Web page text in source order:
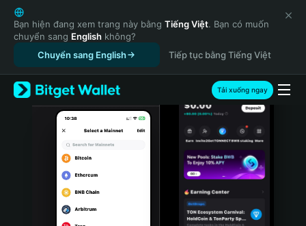
English
日本語
Tiếng Việt
Русский
Español (Latinoamérica)
Türkçe
Italiano
Português (Portugal)
Bahasa Indonesia
Bạn hiện đang xem trang này bằng Tiếng Việt. Bạn có muốn
chuyển sang English không?
Chuyển sang English
Tiếp tục bằng Tiếng Việt
Tải xuống ngay